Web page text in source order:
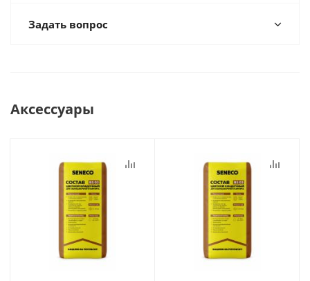
Задать вопрос
Аксессуары